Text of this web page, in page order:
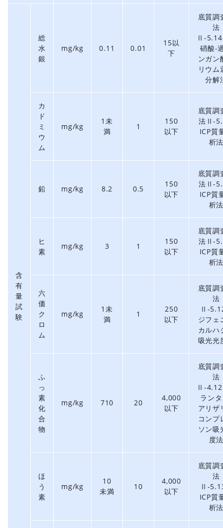
含
有
量
試
験
総
水
銀
mg/kg 0.11 0.01
15以
下
底質調
法
Ⅱ-
硝酸-
ンガン
リウム
分解
カ
ド
ミ
ウ
ム
mg/kg
1未
満
1
150
以下
底質調
法Ⅱ-
ICP質
析
鉛 mg/kg 8.2 0.5
150
以下
底質調
法Ⅱ-
ICP質
析
ヒ
素
mg/kg 3 1
150
以下
底質調
法Ⅱ-
ICP質
析
六
価
ク
ロ
ム
mg/kg
1未
満
1
250
以下
底質調
法
Ⅱ-
ジフェ
カルハ
吸光光
ふ
っ
素
化
合
物
mg/kg 710 20
4,000
以下
底質調
法
Ⅱ-
ラン
アリザ
コンプ
ソン吸
度
ほ
う
素
mg/kg
10
未満
10
4,000
以下
底質調
法
Ⅱ-
ICP質
析